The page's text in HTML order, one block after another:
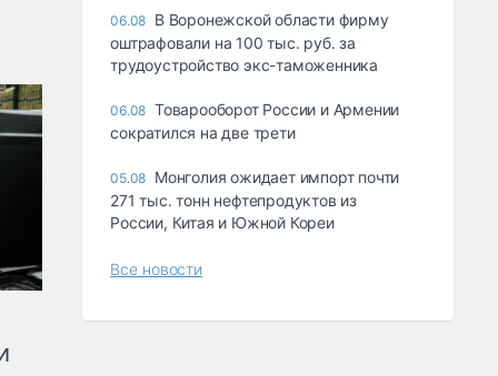
06.08 В Воронежской области фирму
оштрафовали на 100 тыс. руб. за
трудоустройство экс-таможенника
06.08 Товарооборот России и Армении
сократился на две трети
05.08 Монголия ожидает импорт почти
271 тыс. тонн нефтепродуктов из
России, Китая и Южной Кореи
Все новости